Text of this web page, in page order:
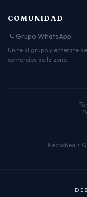
COMUNIDAD
Grupo WhatsApp
Unite al grupo y enterate
comercios de la zona.
Necochea +
D ES